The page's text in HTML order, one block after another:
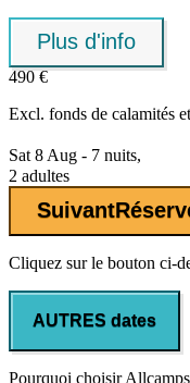
Plus d'info
490 €
Excl. fonds de calamités
Sat 8 Aug - 7 nuits,
2 adultes
Suivant
Cliquez sur le bouton ci-
AUTRES dates
Pourquoi choisir